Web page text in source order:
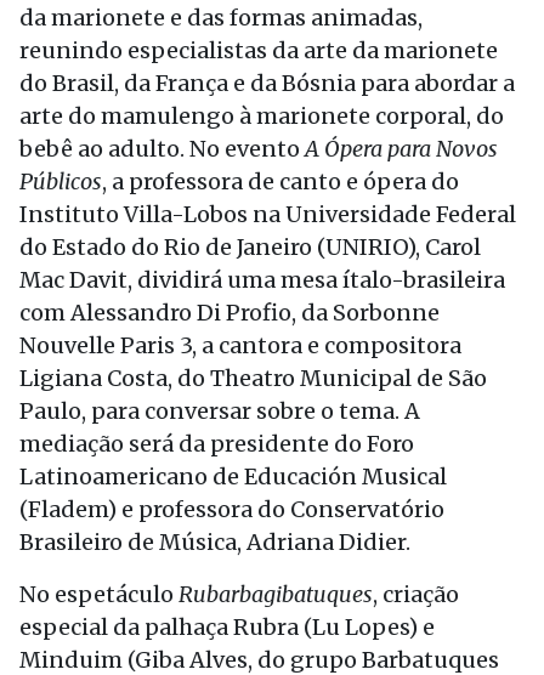
da marionete e das formas animadas,
reunindo especialistas da arte da marionete
do Brasil, da França e da Bósnia para abordar a
arte do mamulengo à marionete corporal, do
bebê ao adulto. No eventoA Ópera para Novos
Públicos, a professora de canto e ópera do
Instituto Villa-Lobos na Universidade Federal
do Estado do Rio de Janeiro (UNIRIO), Carol
Mac Davit, dividirá uma mesa ítalo-brasileira
com Alessandro Di Profio, da Sorbonne
Nouvelle Paris 3, a cantora e compositora
Ligiana Costa, do Theatro Municipal de São
Paulo, para conversar sobre o tema. A
mediação será da presidente do Foro
Latinoamericano de Educación Musical
(Fladem) e professora do Conservatório
Brasileiro de Música, Adriana Didier.
No espetáculo Rubarbagibatuques, criação
especial da palhaça Rubra (Lu Lopes) e
Minduim (Giba Alves, do grupo Barbatuques